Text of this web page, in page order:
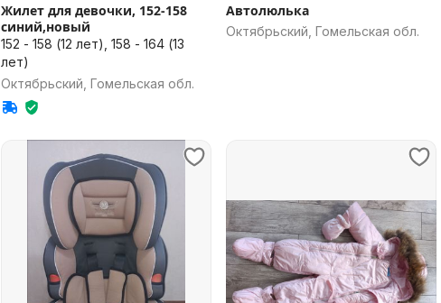
Жилет для девочки, 152-158
синий,новый
152 - 158 (12 лет), 158 - 164 (13
лет)
Октябрьский, Гомельская обл.
Автолюлька
Октябрьский, Гомельская обл.